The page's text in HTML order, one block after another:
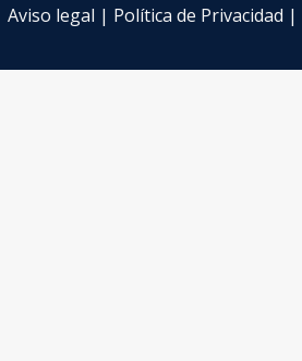
Aviso legal | Política de Privacidad |